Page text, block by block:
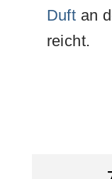
Duft an
reicht.